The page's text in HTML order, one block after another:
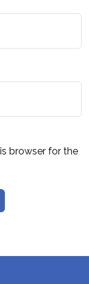
browser for the